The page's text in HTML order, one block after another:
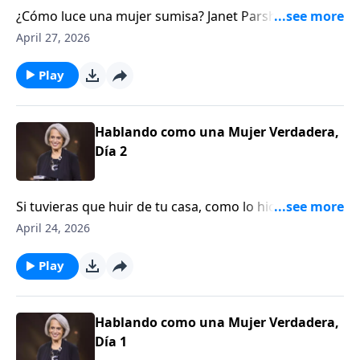
¿Cómo luce una mujer sumisa? Janet Parshall hablará
acerca de los retos que ella enfrenta al tratar de vivir
descubrir que una mujer sumisa es influyente e
inteligente. Únete a nosotras en Aviva Nuestros
April 27, 2026
Play
Hablando como una Mujer Verdadera,
Día 2
Si tuvieras que huir de tu casa, como lo hicieron los
creyentes de la iglesia primitiva, ¿qué te llevarías
ayudarte a poner tus prioridades en orden.
Acompáñanos en este episodio de Aviva Nuestros
April 24, 2026
Play
Hablando como una Mujer Verdadera,
Día 1